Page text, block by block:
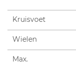
Kruisvoet
Wielen
Max.